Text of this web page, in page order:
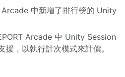
Arcade 中新增了排行榜的 Unity
Arcade 中 Unity Session
援，以執行計次模式來計價。